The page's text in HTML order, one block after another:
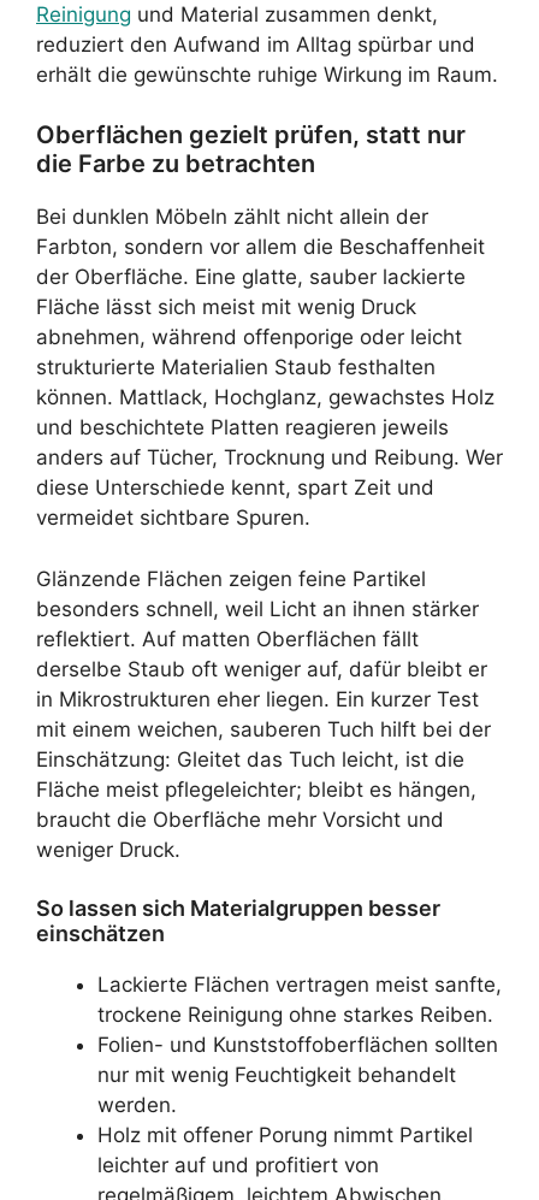
Reinigung und Material zusammen denkt,
reduziert den Aufwand im Alltag spürbar und
erhält die gewünschte ruhige Wirkung im Raum.
Oberflächen gezielt prüfen, statt nur
die Farbe zu betrachten
Bei dunklen Möbeln zählt nicht allein der
Farbton, sondern vor allem die Beschaffenheit
der Oberfläche. Eine glatte, sauber lackierte
Fläche lässt sich meist mit wenig Druck
abnehmen, während offenporige oder leicht
strukturierte Materialien Staub festhalten
können. Mattlack, Hochglanz, gewachstes Holz
und beschichtete Platten reagieren jeweils
anders auf Tücher, Trocknung und Reibung. Wer
diese Unterschiede kennt, spart Zeit und
vermeidet sichtbare Spuren.
Glänzende Flächen zeigen feine Partikel
besonders schnell, weil Licht an ihnen stärker
reflektiert. Auf matten Oberflächen fällt
derselbe Staub oft weniger auf, dafür bleibt er
in Mikrostrukturen eher liegen. Ein kurzer Test
mit einem weichen, sauberen Tuch hilft bei der
Einschätzung: Gleitet das Tuch leicht, ist die
Fläche meist pflegeleichter; bleibt es hängen,
braucht die Oberfläche mehr Vorsicht und
weniger Druck.
So lassen sich Materialgruppen besser
einschätzen
Lackierte Flächen vertragen meist sanfte,
trockene Reinigung ohne starkes Reiben.
Folien- und Kunststoffoberflächen sollten
nur mit wenig Feuchtigkeit behandelt
werden.
Holz mit offener Porung nimmt Partikel
leichter auf und profitiert von
regelmäßigem, leichtem Abwischen.